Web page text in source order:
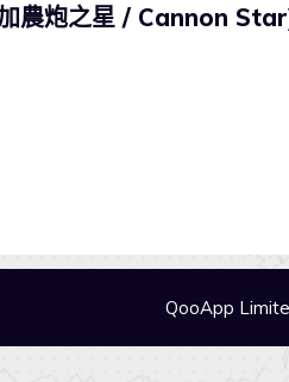
農炮之星 / Cannon
QooApp